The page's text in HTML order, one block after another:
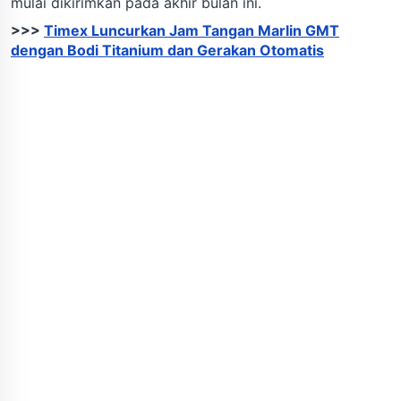
>>> Timex Luncurkan Jam Tangan Marlin GMT
dengan Bodi Titanium dan Gerakan Otomatis